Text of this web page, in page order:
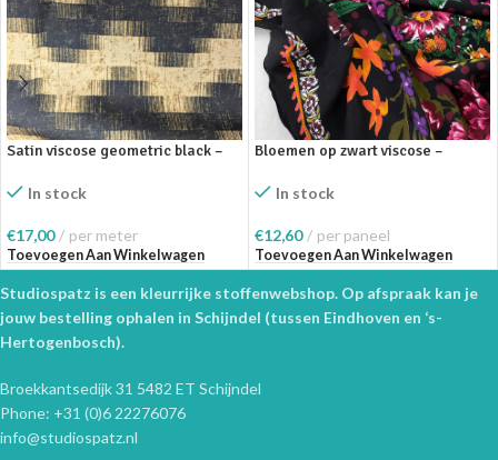
Satin viscose geometric black –
In stock
€17,00 per meter
Toevoegen Aan Winkelwagen
Bloemen op zwart viscose –
In stock
€12,60 per paneel
Toevoegen Aan Winkelwagen
Studiospatz is een kleurrijke stoffenwebshop. Op afspraak kan je
jouw bestelling ophalen in Schijndel (tussen Eindhoven en ‘s-
Hertogenbosch).
Broekkantsedijk 31 5482 ET Schijndel
Phone: +31 (0)6 22276076
info@studiospatz.nl